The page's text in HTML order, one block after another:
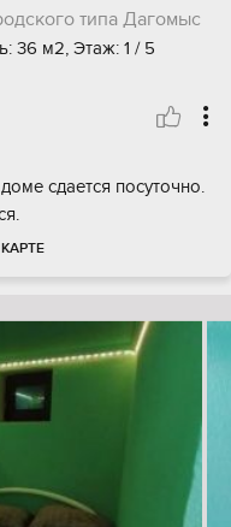
типа Дагомыс
36 м2, Этаж: 1 / 5
сдается посуточно.